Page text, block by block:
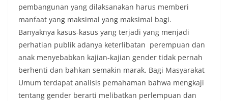
pembangunan yang dilaksanakan harus memberi
manfaat yang maksimal yang maksimal bagi.
Banyaknya kasus-kasus yang terjadi yang menjadi
perhatian publik adanya keterlibatan perempuan dan
anak menyebabkan kajian-kajian gender tidak pernah
berhenti dan bahkan semakin marak. Bagi Masyarakat
Umum terdapat analisis pemahaman bahwa mengkaji
tentang gender berarti melibatkan perlempuan dan